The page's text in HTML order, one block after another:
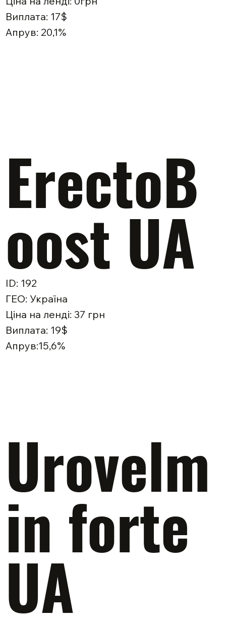
Виплата: 17$
Апрув: 20,1%
ErectoB
oost UA
ID: 192
ГЕО: Україна
Ціна на ленді: 37 грн
Виплата: 19$
Апрув:15,6%
Urovelm
in forte
UA